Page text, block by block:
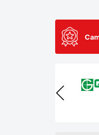
vòng
Giàn Vắt
Kệ đựng
Vòi Xịt